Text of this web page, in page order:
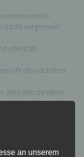
und in
(nicht vergessen!
ebenfalls
oft die nächsten
alles mitschreiben
an alles erinnern!)
Informationen
an unserem